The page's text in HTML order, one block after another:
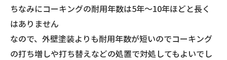
ちなみにコーキングの耐用年数は5年～10年ほどと長く
はありません
なので、外壁塗装よりも耐用年数が短いのでコーキング
の打ち増しや打ち替えなどの処置で対処してもよいでし